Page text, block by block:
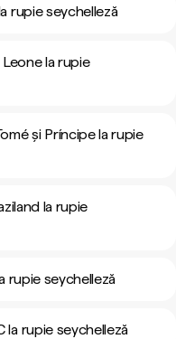
rupie seychelleză
la rupie
și Príncipe la rupie
la rupie
rupie seychelleză
la rupie seychelleză